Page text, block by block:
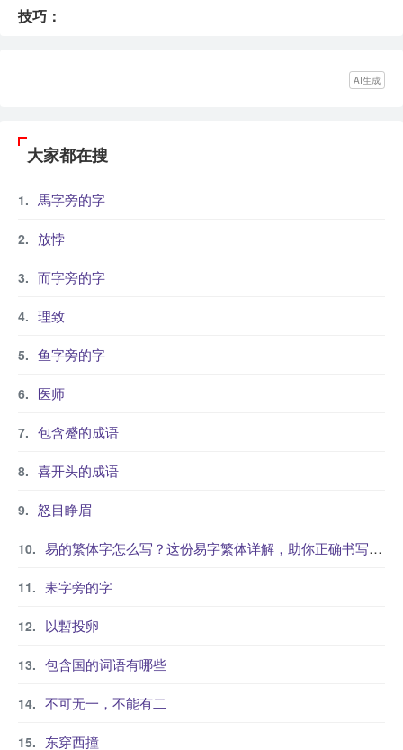
技巧：
AI生成
大家都在搜
馬字旁的字
放悖
而字旁的字
理致
鱼字旁的字
医师
包含蹙的成语
喜开头的成语
怒目睁眉
易的繁体字怎么写？这份易字繁体详解，助你正确书写汉字_汉字繁体学习
耒字旁的字
以磛投卵
包含国的词语有哪些
不可无一，不能有二
东穿西撞